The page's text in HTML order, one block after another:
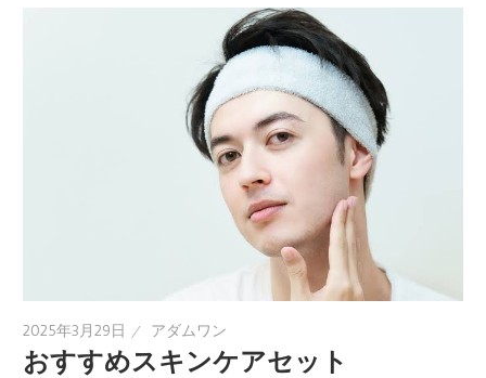
2025年3月29日 アダムワン
おすすめスキンケアセット